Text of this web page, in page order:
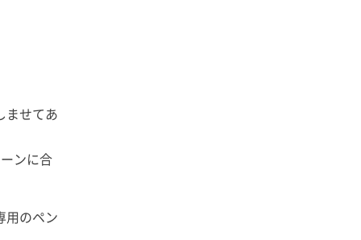
ませてあ
ンに合
用のペン